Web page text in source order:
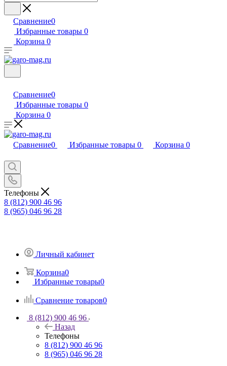
Сравнение0
Избранные товары 0
Корзина 0
Сравнение0
Избранные товары 0
Корзина 0
Сравнение0 Избранные товары 0 Корзина 0
Телефоны
8 (812) 900 46 96
8 (965) 046 96 28
Личный кабинет
Корзина0
Избранные товары0
Сравнение товаров0
8 (812) 900 46 96
Назад
Телефоны
8 (812) 900 46 96
8 (965) 046 96 28